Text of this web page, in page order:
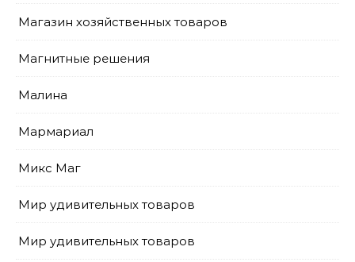
Магазин хозяйственных товаров
Магнитные решения
Малина
Мармариал
Микс Маг
Мир удивительных товаров
Мир удивительных товаров